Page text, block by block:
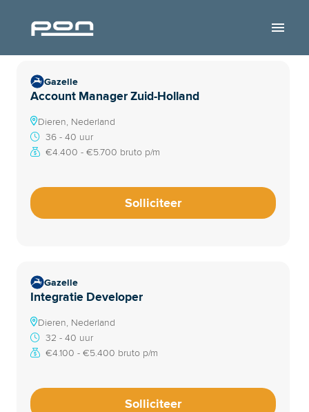
Homepagina
Gazelle
Account Manager Zuid-Holland
Dieren, Nederland
36 - 40 uur
€4.400 - €5.700 bruto p/m
Solliciteer
Gazelle
Integratie Developer
Dieren, Nederland
32 - 40 uur
€4.100 - €5.400 bruto p/m
Solliciteer